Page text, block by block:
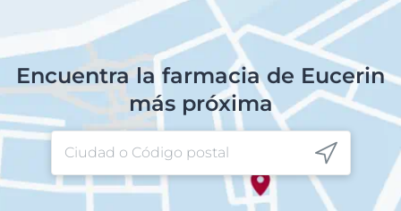
Encuentra la farmacia de Eucerin
más próxima